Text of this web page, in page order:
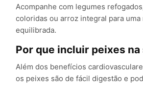
Acompanhe com legumes
coloridas ou arroz integral para uma
equilibrada.
Por que incluir peixes na
Além dos benefícios
os peixes são de fácil digestão e